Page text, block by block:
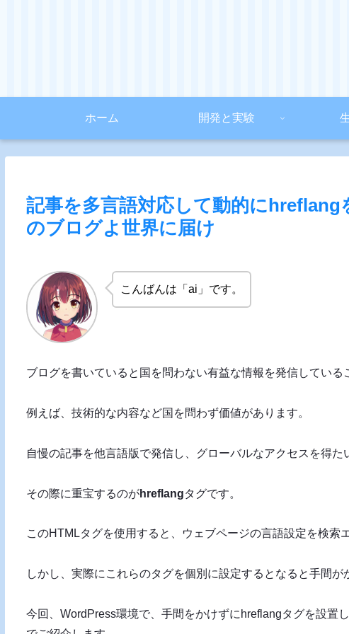
ホーム 開発と実験
記事を多言語対応して動的にhreflang
のブログよ世界に届け
こんばんは「ai」です。
ブログを書いていると国を問わない有益な情報を発信している
例えば、技術的な内容など国を問わず価値があります。
自慢の記事を他言語版で発信し、グローバルなアクセスを得た
その際に重宝するのがhreflangタグです。
このHTMLタグを使用すると、ウェブページの言語設定を検索
しかし、実際にこれらのタグを個別に設定するとなると手間が
今回、WordPress環境で、手間をかけずにhreflangタグを設置